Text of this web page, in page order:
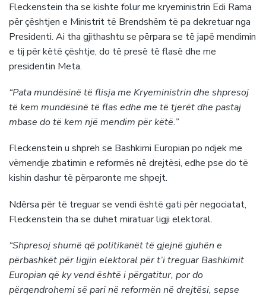
Fleckenstein tha se kishte folur me kryeministrin Edi Rama
për çështjen e Ministrit të Brendshëm të pa dekretuar nga
Presidenti. Ai tha gjithashtu se përpara se të japë mendimin
e tij për këtë çështje, do të presë të flasë dhe me
presidentin Meta.
“Pata mundësinë të flisja me Kryeministrin dhe shpresoj
të kem mundësinë të flas edhe me të tjerët dhe pastaj
mbase do të kem një mendim për këtë.”
Fleckenstein u shpreh se Bashkimi Europian po ndjek me
vëmendje zbatimin e reformës në drejtësi, edhe pse do të
kishin dashur të përparonte me shpejt.
Ndërsa për të treguar se vendi është gati për negociatat,
Fleckenstein tha se duhet miratuar ligji elektoral.
“Shpresoj shumë që politikanët të gjejnë gjuhën e
përbashkët për ligjin elektoral për t’i treguar Bashkimit
Europian që ky vend është i përgatitur, por do
përqendrohemi së pari në reformën në drejtësi, sepse